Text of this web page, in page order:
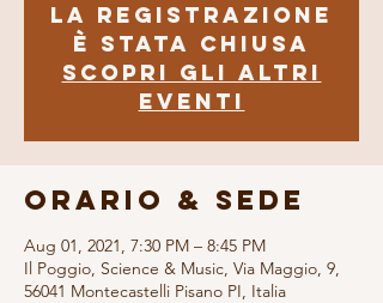
La registrazione
è stata chiusa
Scopri gli altri
eventi
Orario & Sede
Aug 01, 2021, 7:30 PM – 8:45 PM
Il Poggio, Science & Music, Via Maggio, 9,
56041 Montecastelli Pisano PI, Italia